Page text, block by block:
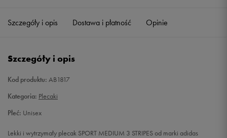
Szczegóły i opis Dostawa i płatność Opinie
Szczegóły i opis
Kod produktu: AB1817
Kategoria: Plecaki
Płeć: Unisex
Lekki i wytrzymały plecak SPORT MEDIUM 3 STRIPES od marki adidas